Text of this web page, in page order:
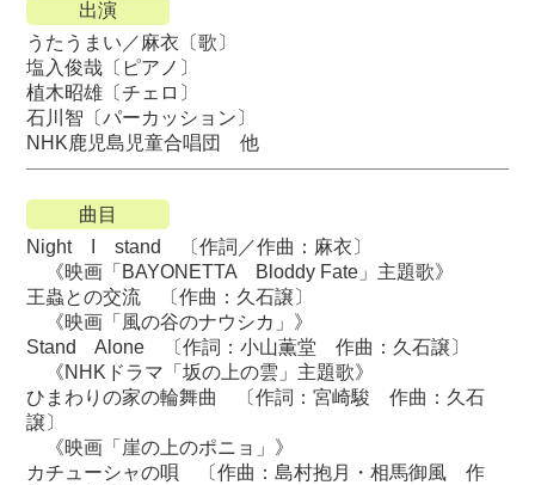
出演
うたうまい／麻衣〔歌〕
塩入俊哉〔ピアノ〕
植木昭雄〔チェロ〕
石川智〔パーカッション〕
NHK鹿児島児童合唱団 他
曲目
Night I stand 〔作詞／作曲：麻衣〕
《映画「BAYONETTA Bloddy Fate」主題歌》
王蟲との交流 〔作曲：久石譲〕
《映画「風の谷のナウシカ」》
Stand Alone 〔作詞：小山薫堂 作曲：久石譲〕
《NHKドラマ「坂の上の雲」主題歌》
ひまわりの家の輪舞曲 〔作詞：宮崎駿 作曲：久石
譲〕
《映画「崖の上のポニョ」》
カチューシャの唄 〔作曲：島村抱月・相馬御風 作